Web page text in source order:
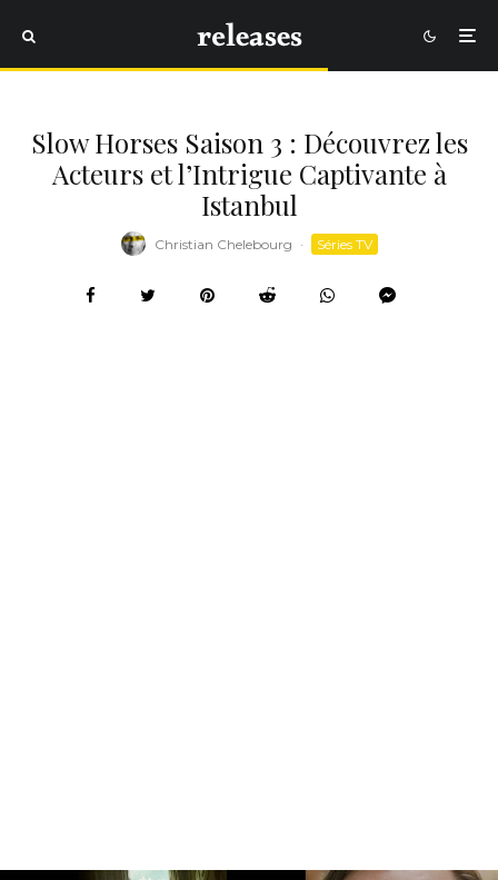
Slow Horses Saison 3 : Découvrez les
Acteurs et l’Intrigue Captivante à
Istanbul
Christian Chelebourg · Séries TV